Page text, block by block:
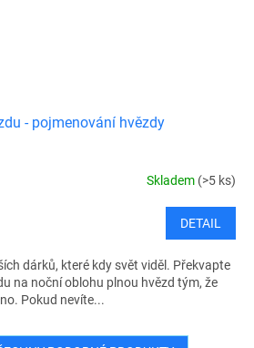
- pojmenování hvězdy
Skladem (>5 ks)
DETAIL
dárků, které kdy svět viděl. Překvapte
na noční oblohu plnou hvězd tým, že
Pokud nevíte...